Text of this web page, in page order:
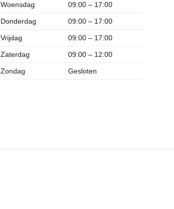
Woensdag 09:00 – 17:00
Donderdag 09:00 – 17:00
Vrijdag 09:00 – 17:00
Zaterdag 09:00 – 12:00
Zondag Gesloten